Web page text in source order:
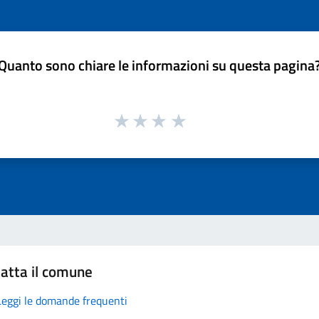
sono chiare le informazioni su questa
il comune
le domande frequenti